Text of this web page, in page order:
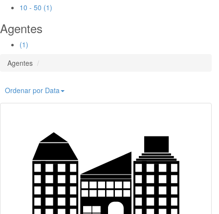
10 - 50 (1)
Agentes
(1)
Agentes
Ordenar por Data